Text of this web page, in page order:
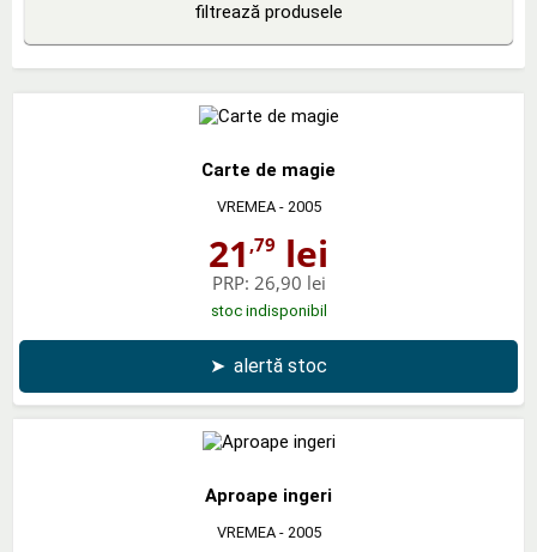
filtrează produsele
Carte de magie
VREMEA- 2005
21 ,79 lei
PRP: 26,90 lei
stoc indisponibil
➤ alertă stoc
Aproape ingeri
VREMEA- 2005